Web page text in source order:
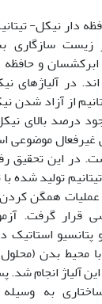
دار نیکل-
زیست سازگاری
ابرکشسان و
در آلیاژهای
از آزاد شدن
درصد بالای
غیرفعال موضوعی
در این تحقیق
همگن کردن در
قرار گرفت.
پتانسیو استاتیک
آلیاژ انجام
به